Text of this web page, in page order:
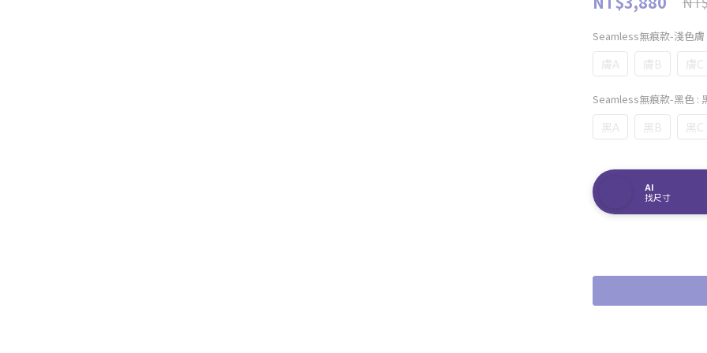
Seamless無痕款-淺色膚
膚A 膚B 膚C
Seamless無痕款-黑色 :
黑A 黑B 黑C
AI
找尺寸